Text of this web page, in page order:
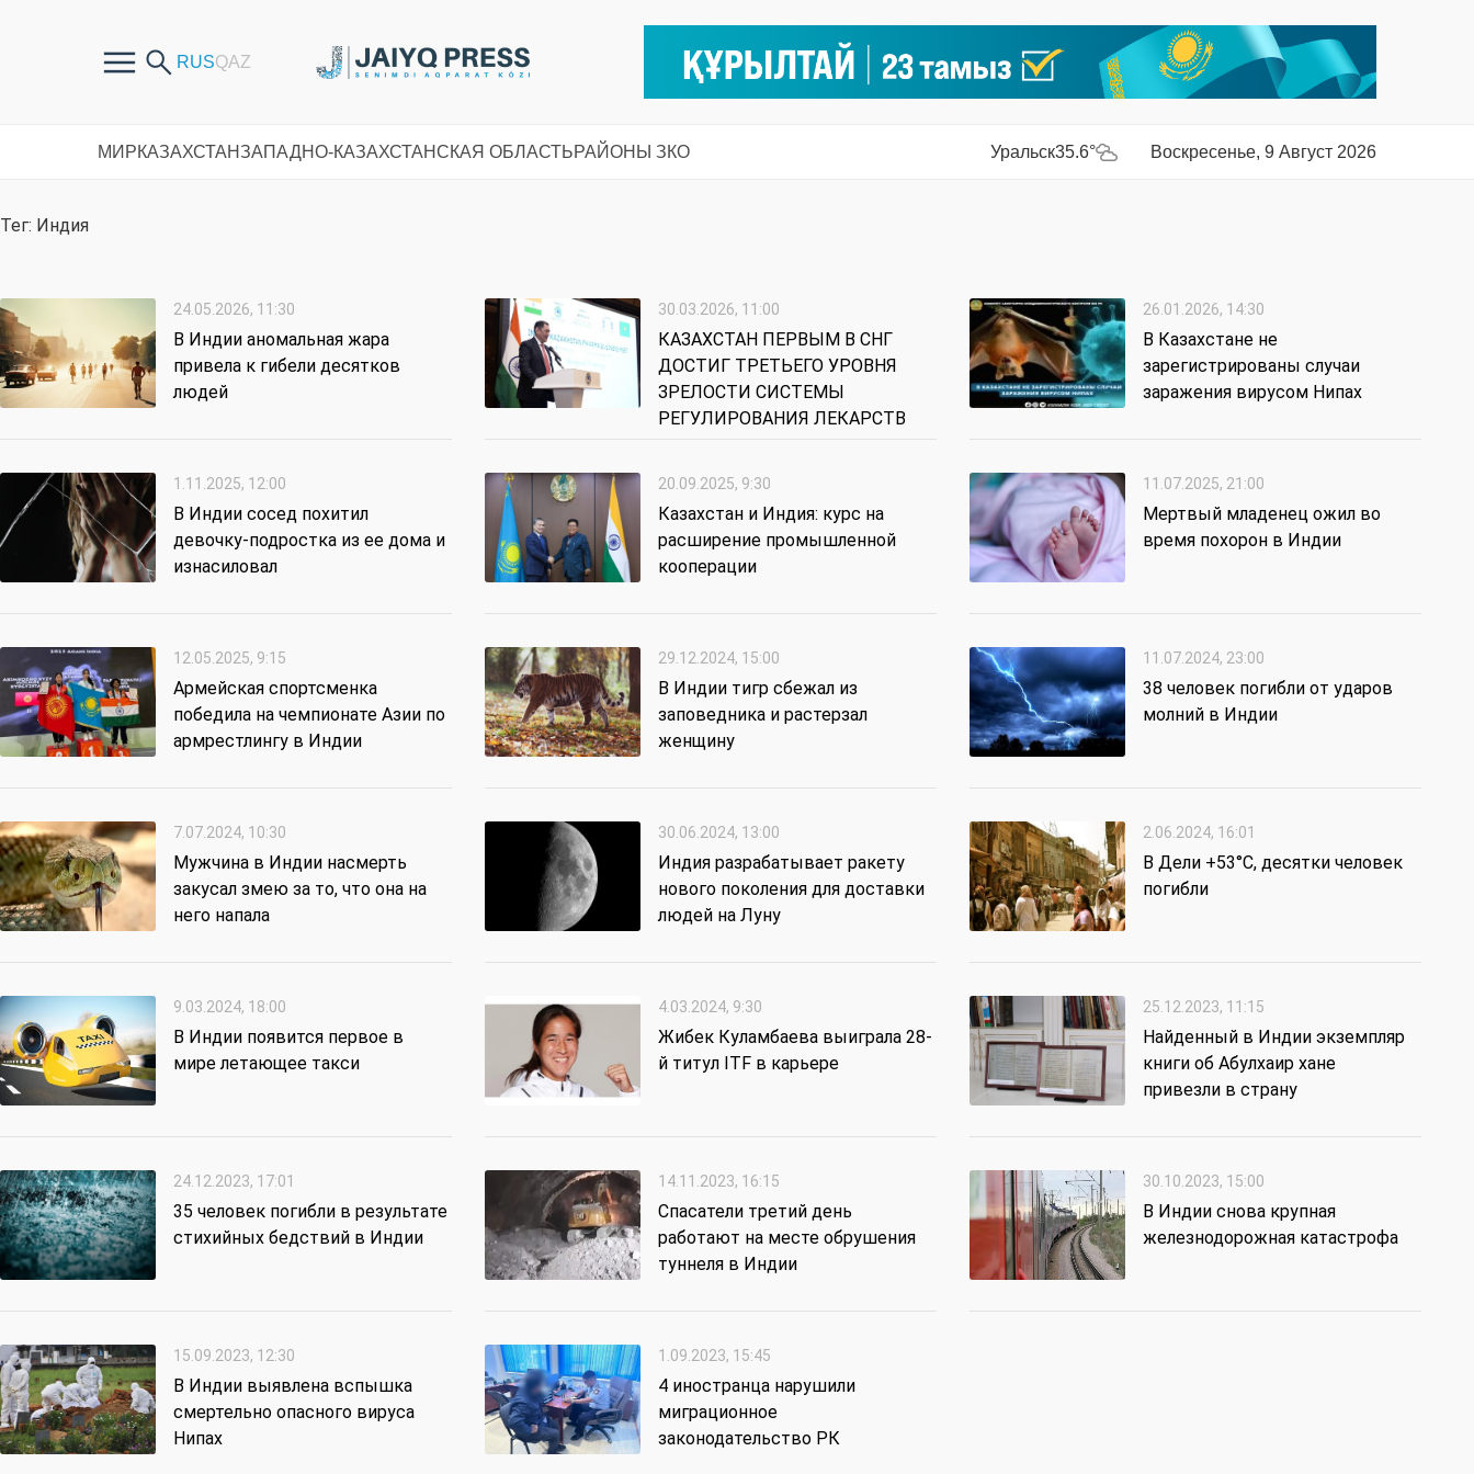
МИРКАЗАХСТАНЗАПАДНО-КАЗАХСТАНСКАЯ ОБЛАСТЬРАЙОНЫ ЗКО Уральск35.6° Воскресенье, 9 Август 2026
Тег: Индия
24.05.2026, 11:30
В Индии аномальная жара
привела к гибели десятков
людей
30.03.2026, 11:00
КАЗАХСТАН ПЕРВЫМ В СНГ
ДОСТИГ ТРЕТЬЕГО УРОВНЯ
ЗРЕЛОСТИ СИСТЕМЫ
РЕГУЛИРОВАНИЯ ЛЕКАРСТВ
26.01.2026, 14:30
В Казахстане не
зарегистрированы случаи
заражения вирусом Нипах
1.11.2025, 12:00
В Индии сосед похитил
девочку-подростка из ее дома и
изнасиловал
20.09.2025, 9:30
Казахстан и Индия: курс на
расширение промышленной
кооперации
11.07.2025, 21:00
Мертвый младенец ожил во
время похорон в Индии
12.05.2025, 9:15
Армейская спортсменка
победила на чемпионате Азии по
армрестлингу в Индии
29.12.2024, 15:00
В Индии тигр сбежал из
заповедника и растерзал
женщину
11.07.2024, 23:00
38 человек погибли от ударов
молний в Индии
7.07.2024, 10:30
Мужчина в Индии насмерть
закусал змею за то, что она на
него напала
30.06.2024, 13:00
Индия разрабатывает ракету
нового поколения для доставки
людей на Луну
2.06.2024, 16:01
В Дели +53°C, десятки человек
погибли
9.03.2024, 18:00
В Индии появится первое в
мире летающее такси
4.03.2024, 9:30
Жибек Куламбаева выиграла 28-
й титул ITF в карьере
25.12.2023, 11:15
Найденный в Индии экземпляр
книги об Абулхаир хане
привезли в страну
24.12.2023, 17:01
35 человек погибли в результате
стихийных бедствий в Индии
14.11.2023, 16:15
Спасатели третий день
работают на месте обрушения
туннеля в Индии
30.10.2023, 15:00
В Индии снова крупная
железнодорожная катастрофа
15.09.2023, 12:30
В Индии выявлена вспышка
смертельно опасного вируса
Нипах
1.09.2023, 15:45
4 иностранца нарушили
миграционное
законодательство РК